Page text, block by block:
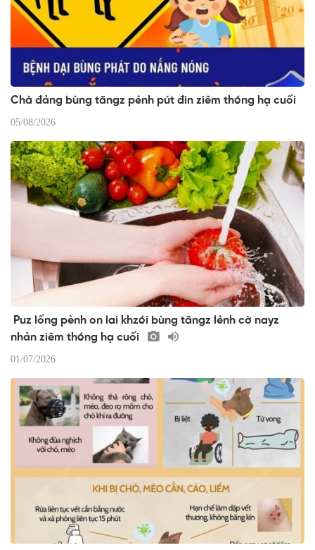
Chà đảng bùng tăngz pẻnh pút đin ziêm thóng hạ cuối
05/08/2026
Puz lống pènh on lai khzói bùng tăngz lẻnh cờ nayz
nhản ziêm thóng hạ cuối
01/07/2026